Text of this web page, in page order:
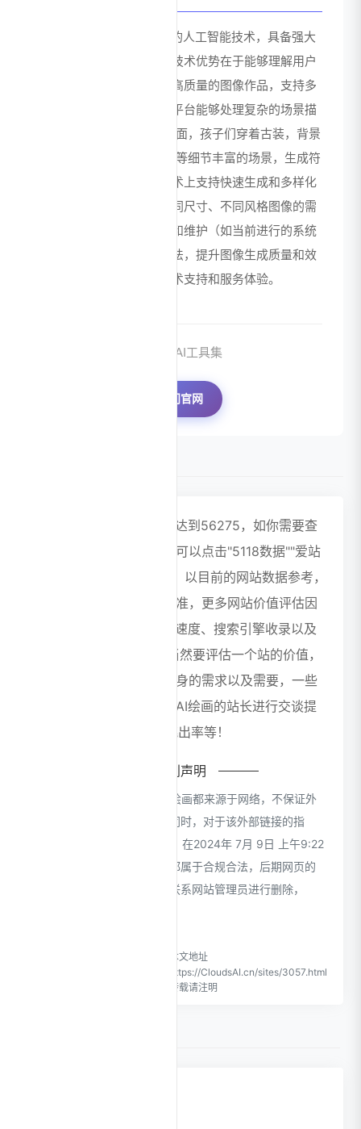
笔魂AI绘画背后依托先进的人工智能技术，具备强大
的图像生成能力。其核心技术优势在于能够理解用户
需求，将文字描述转化为高质量的图像作品，支持多
种艺术风格的精准呈现。平台能够处理复杂的场景描
述，如"绿色粽子漂浮在湖面，孩子们穿着古装，背景
是青色的山和粉色的莲花"等细节丰富的场景，生成符
合预期的图像。同时，技术上支持快速生成和多样化
输出，能够满足用户对不同尺寸、不同风格图像的需
求。通过持续的技术升级和维护（如当前进行的系统
升级），平台不断优化算法，提升图像生成质量和效
率，为用户提供更好的技术支持和服务体验。
来源：AI工具集
访问官网
笔魂AI绘画浏览人数已经达到56275，如你需要查
询该站的相关权重信息，可以点击"5118数据""爱站
数据""Chinaz数据"进入； 以目前的网站数据参考，
建议大家请以爱站数据为准，更多网站价值评估因
素如：笔魂AI绘画的访问速度、搜索引擎收录以及
索引量、用户体验等； 当然要评估一个站的价值，
最主要还是需要根据您自身的需求以及需要，一些
确切的数据则需要找笔魂AI绘画的站长进行交谈提
供。如该站的IP、PV、跳出率等！
特别声明
本站CloudsAI提供的笔魂AI绘画都来源于网络，不保证外
部链接的准确性和完整性，同时，对于该外部链接的指
向，不由CloudsAI实际控制，在2024年 7月 9日 上午9:22
收录时，该网页上的内容，都属于合规合法，后期网页的
内容如出现违规，可以直接联系网站管理员进行删除，
本文地址
https://CloudsAI.cn/sites/3057.html
转载请注明